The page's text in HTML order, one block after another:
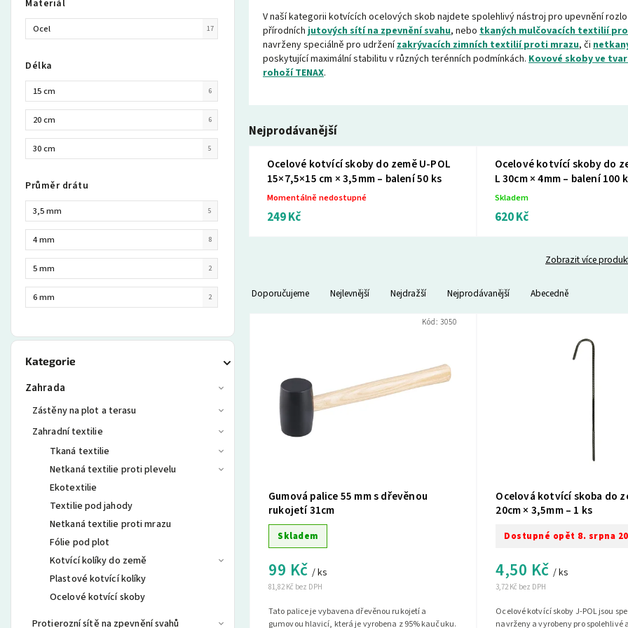
Materiál
Ocel 17
Délka
15 cm 6
20 cm 6
30 cm 5
Průměr drátu
3,5 mm 5
4 mm 8
5 mm 2
6 mm 2
Kategorie
Zahrada
Zástěny na plot a terasu
Zahradní textilie
Tkaná textilie
Netkaná textilie proti plevelu
Ekotextilie
Textilie pod jahody
Netkaná textilie proti mrazu
Fólie pod plot
Kotvící kolíky do země
Plastové kotvící kolíky
Ocelové kotvící skoby
Protierozní sítě na zpevnění svahů
V naší kategorii kotvících ocelových skob najdete spolehlivý nástroj pro upevnění
přírodních jutových sítí na zpevnění svahu, nebo tkaných mulčovacích textilií
navrženy speciálně pro udržení zakrývacích zimních textilií proti mrazu, či
poskytující maximální stabilitu v různých terénních podmínkách. Kovové skoby ve
rohoží TENAX.
Nejprodávanější
Ocelové kotvící skoby do země U-POL
15×7,5×15 cm × 3,5mm – balení 50 ks
Momentálně nedostupné
249 Kč
Ocelové kotvící skoby do
L 30cm × 4mm – balení 100
Skladem
620 Kč
Zobrazit více
Doporučujeme Nejlevnější Nejdražší Nejprodávanější Abecedně
Gumová palice 55 mm s dřevěnou
rukojetí 31cm
Skladem
81,82 Kč bez DPH
99 Kč / ks
Tato palice je vybavena dřevěnou rukojetí a
gumovou hlavicí, která je vyrobena z 95% kaučuku.
Kód:3050
Ocelová kotvící skoba do
20cm × 3,5mm – 1 ks
Dostupné opět 8. srpna
3,72 Kč bez DPH
4,50 Kč/ ks
Ocelové kotvící skoby J-POL jsou
navrženy a vyrobeny pro spolehlivé